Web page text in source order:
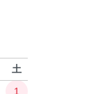
土
1